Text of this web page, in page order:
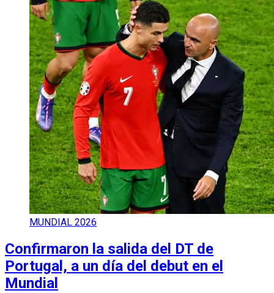
MUNDIAL 2026
Confirmaron la salida del DT de
Portugal, a un día del debut en el
Mundial